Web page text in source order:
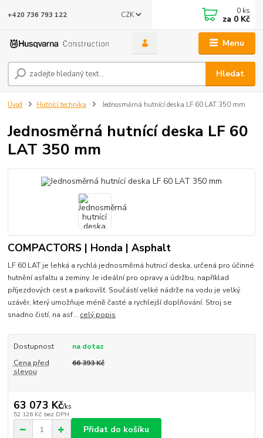
Menu
CZK
Hledat
+420 736 793 122 0 ks
za 0 Kč
Úvod Hutnící technika Jednosměrná hutnící deska LF 60 LAT 350 mm
Jednosměrná hutnící deska LF 60
LAT 350 mm
COMPACTORS | Honda | Asphalt
LF 60 LAT je lehká a rychlá jednosměrná hutnicí deska, určená pro účinné
hutnění asfaltu a zeminy. Je ideální pro opravy a údržbu, například
příjezdových cest a parkovišť. Součástí velké nádrže na vodu je velký
uzávěr, který umožňuje méně časté a rychlejší doplňování. Stroj se
snadno čistí, na asf... celý popis
Dostupnost
na dotaz
Cena před
slevou
66 393 Kč
63 073 Kč/ks
52 126 Kč bez DPH
Přidat do košíku